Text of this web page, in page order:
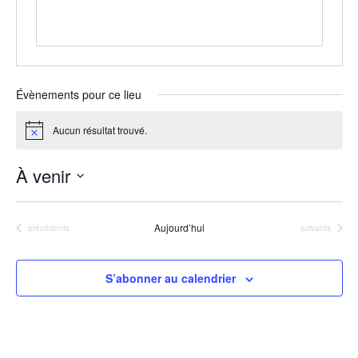
Évènements pour ce lieu
Notice Aucun résultat trouvé.
À venir
Sélectionnez
Évènements
précédents Aujourd’hui Évènements
suivants
S’abonner au calendrier